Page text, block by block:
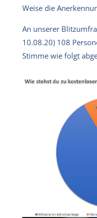
Weise die
An unserer
10.08.20) 108
Stimme wie folgt